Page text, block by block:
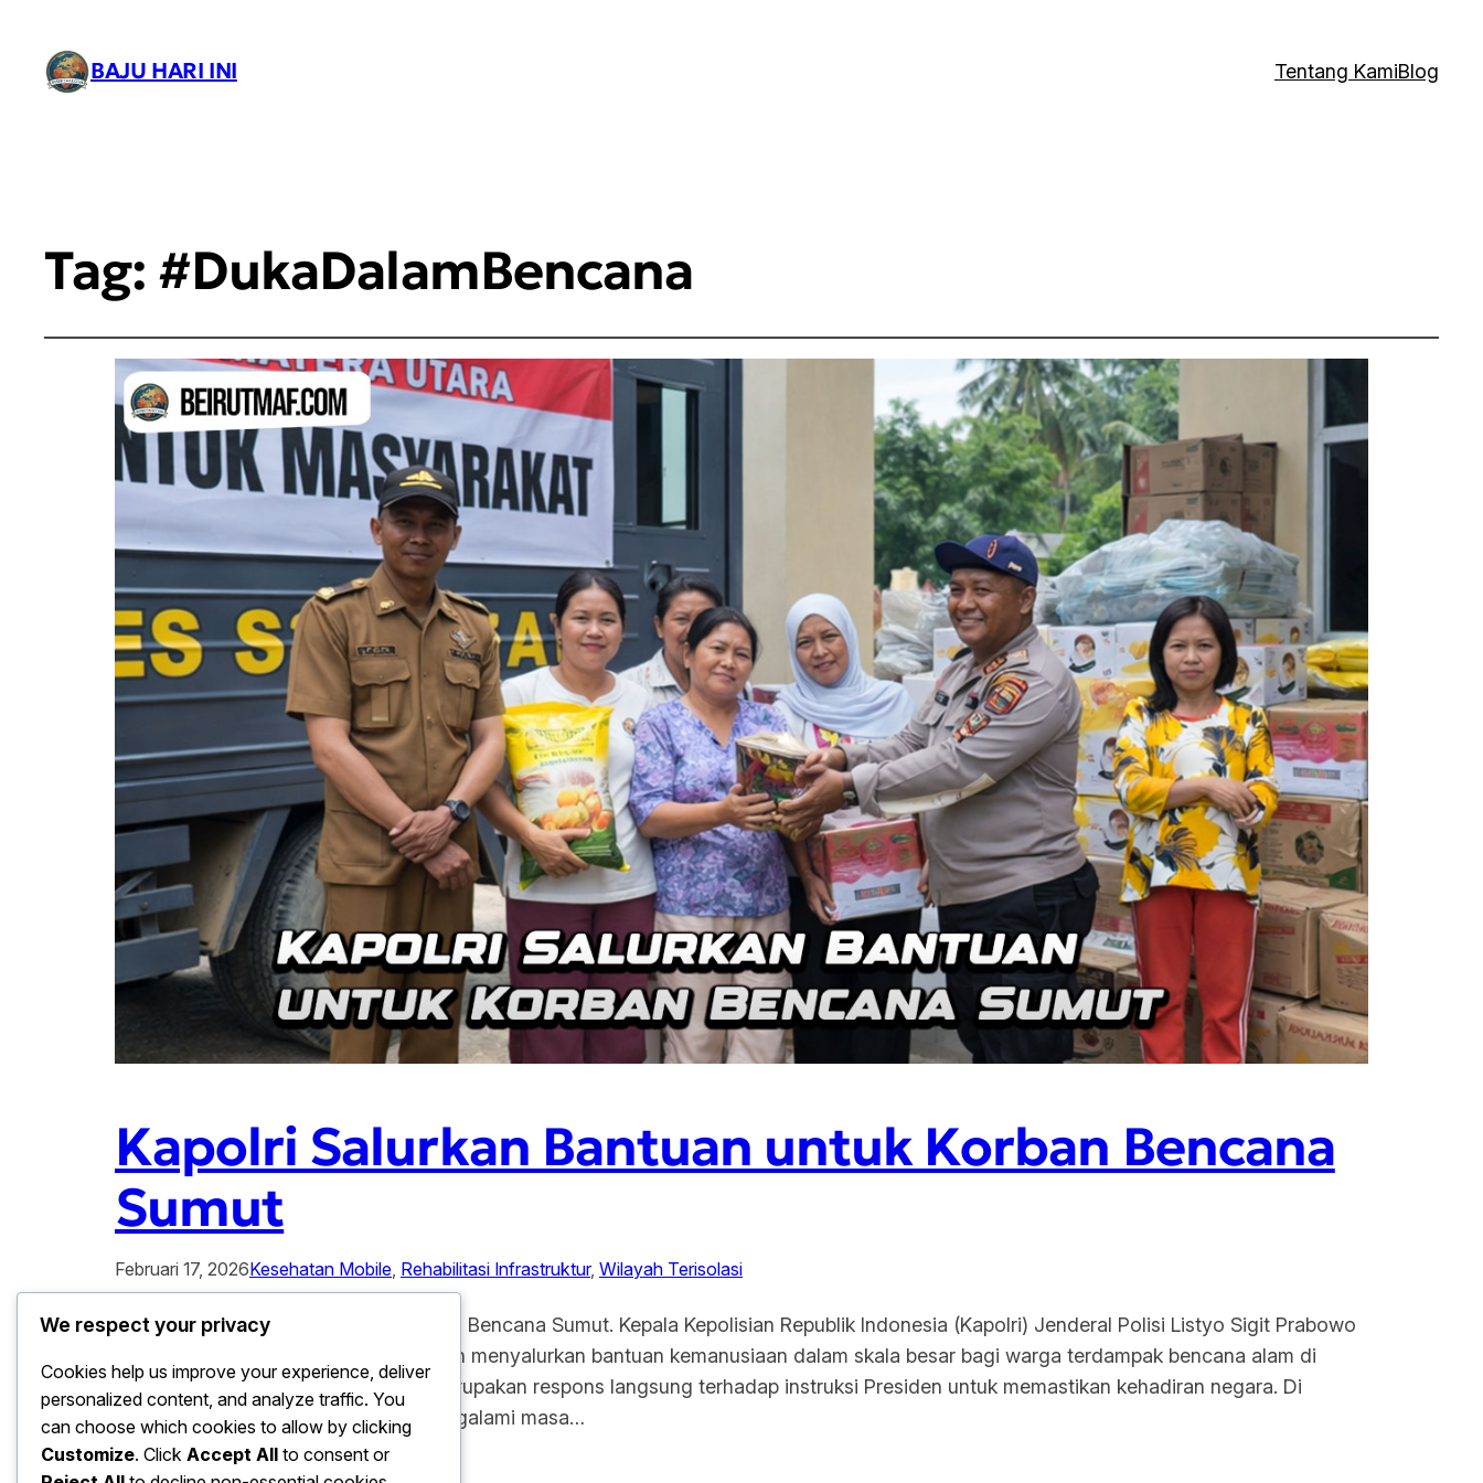
BAJU HARI INI Tentang KamiBlog
Tag: #DukaDalamBencana
Kapolri Salurkan Bantuan untuk Korban Bencana
Sumut
Februari 17, 2026Kesehatan Mobile, Rehabilitasi Infrastruktur, Wilayah Terisolasi
Kapolri Salurkan Bantuan untuk Korban Bencana Sumut. Kepala Kepolisian Republik Indonesia (Kapolri) Jenderal Polisi Listyo Sigit Prabowo
menunjukkan kepedulian nyata dengan menyalurkan bantuan kemanusiaan dalam skala besar bagi warga terdampak bencana alam di
Sumatera Utara. Langkah cepat ini merupakan respons langsung terhadap instruksi Presiden untuk memastikan kehadiran negara. Di
tengah masyarakat yang sedang mengalami masa…
We respect your privacy
Cookies help us improve your experience, deliver
personalized content, and analyze traffic. You
can choose which cookies to allow by clicking
Customize. Click Accept All to consent or